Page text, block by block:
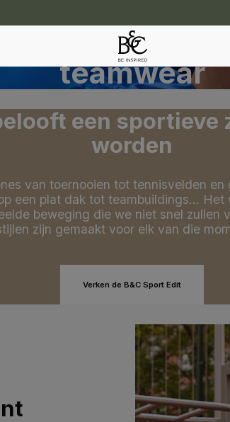
Van wedstrijden
teamwear
een sportieve
worden
van toernooien tot tennisvelden en
een plat dak tot teambuildings… Het
beweging die we niet snel zullen
zijn gemaakt voor elk van die
Verken de B&C Sport Edit